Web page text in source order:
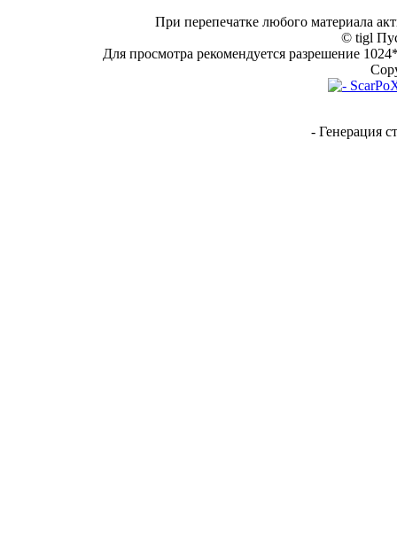
При перепечатке любого материала
© tigl
Для просмотра рекомендуется разрешение
- Генерация